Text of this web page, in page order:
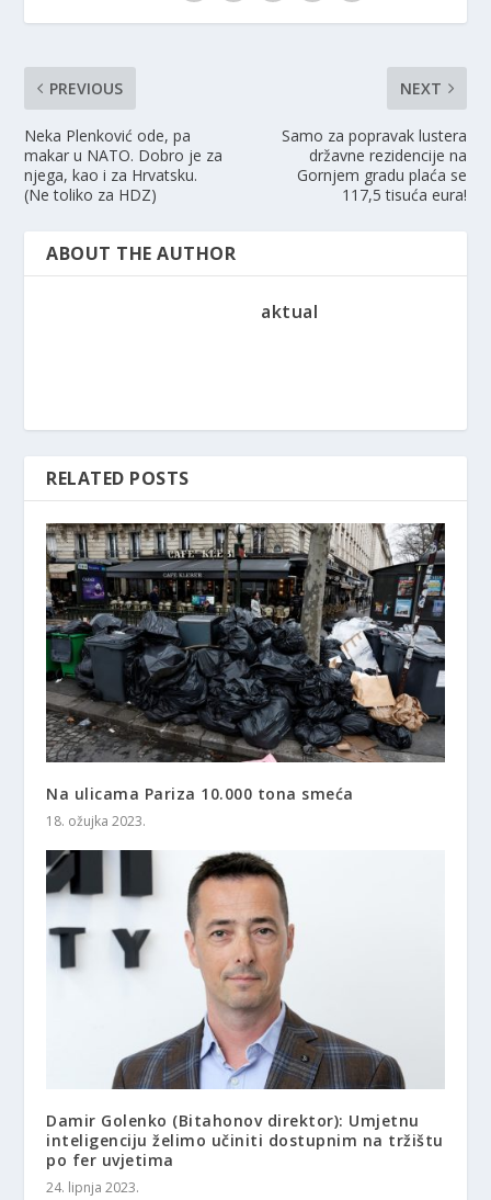
PREVIOUS
Neka Plenković ode, pa
makar u NATO. Dobro je za
njega, kao i za Hrvatsku.
(Ne toliko za HDZ)
NEXT
Samo za popravak lustera
državne rezidencije na
Gornjem gradu plaća se
117,5 tisuća eura!
ABOUT THE AUTHOR
aktual
RELATED POSTS
Na ulicama Pariza 10.000 tona smeća
18. ožujka 2023.
Damir Golenko (Bitahonov direktor): Umjetnu
inteligenciju želimo učiniti dostupnim na tržištu
po fer uvjetima
24. lipnja 2023.